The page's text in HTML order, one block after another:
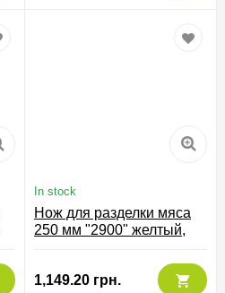
In stock
Нож для разделки мяса
250 мм "2900" желтый,
1,149.20 грн.